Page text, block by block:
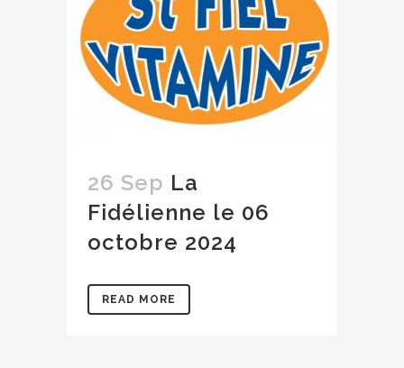
26 Sep La
Fidélienne le 06
octobre 2024
READ MORE